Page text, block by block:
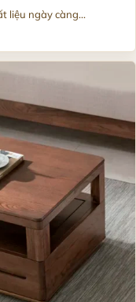
liệu ngày càng...